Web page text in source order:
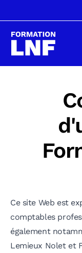
Ce site Web est
comptables
également
Lemieux Nolet et